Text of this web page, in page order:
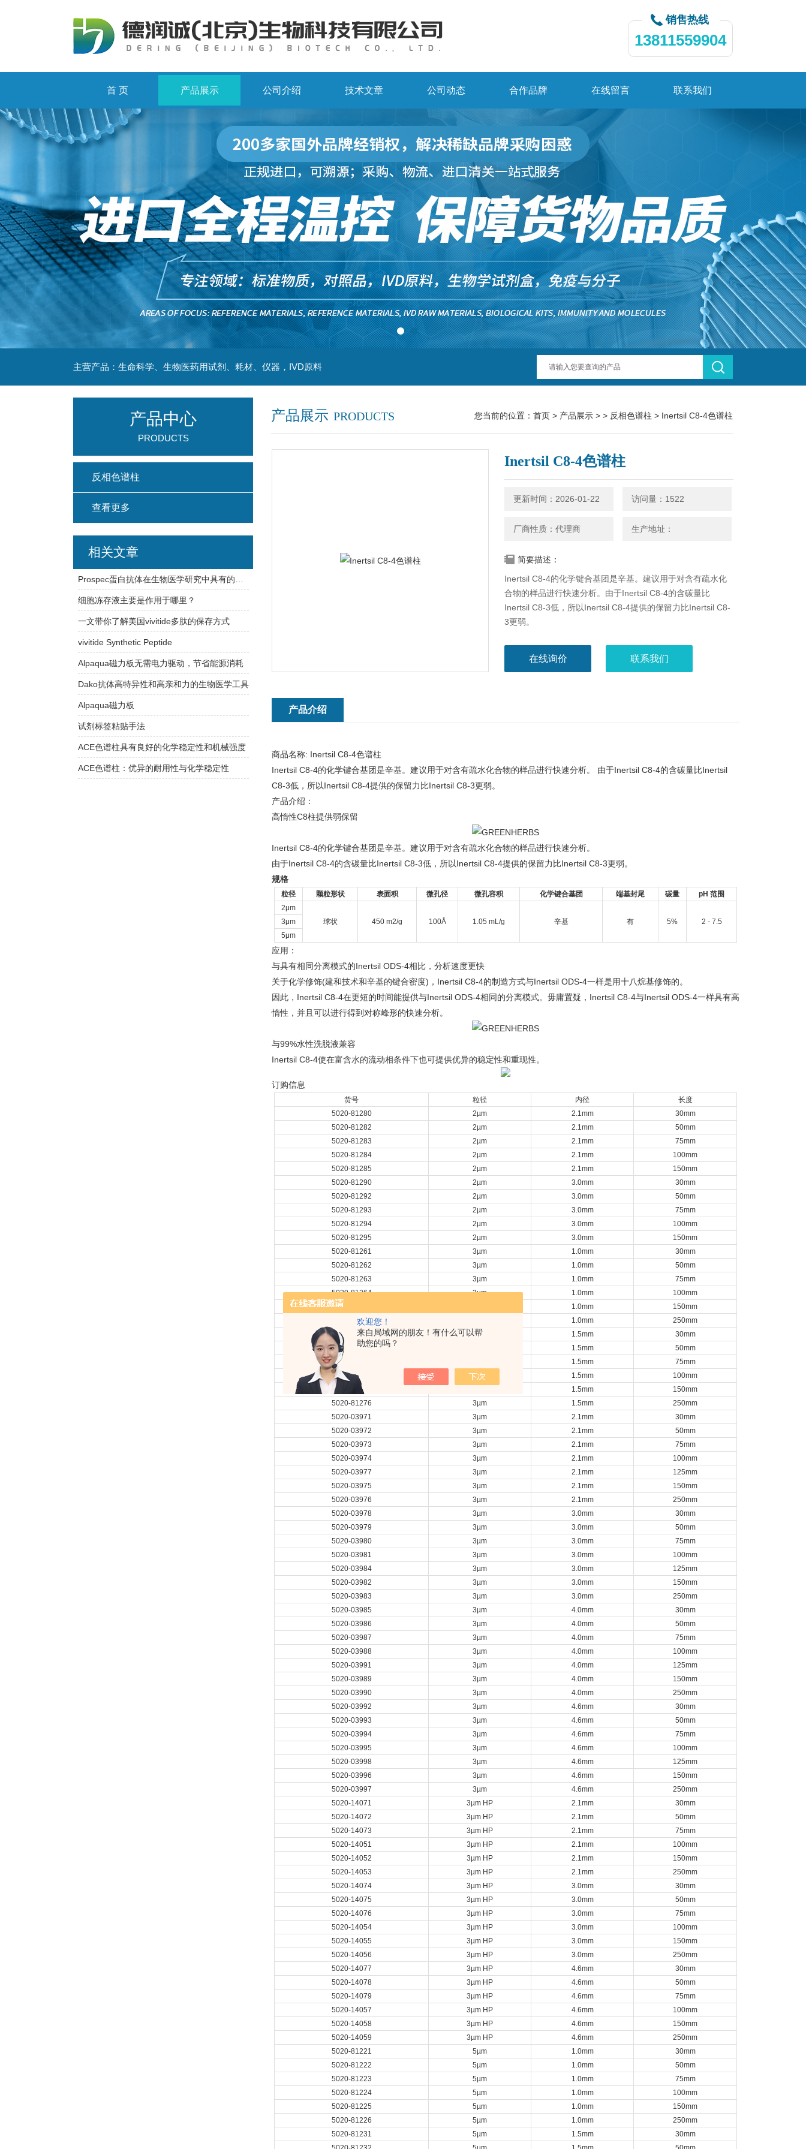
欢迎您！
来自局域网的朋友！有什么可以帮
助您的吗？
销售热线
13811559904
首 页 产品展示 公司介绍 技术文章 公司动态 合作品牌 在线留言 联系我们
主营产品：生命科学、生物医药用试剂、耗材、仪器，IVD原料
产品展示 PRODUCTS 您当前的位置： 首页 > 产品展示 > > 反相色谱柱 > Inertsil C8-4色谱柱
Inertsil C8-4色谱柱
更新时间：2026-01-22 访问量：1522
厂商性质：代理商 生产地址：
简要描述：
Inertsil C8-4的化学键合基团是辛基。建议用于对含有疏水化
合物的样品进行快速分析。由于Inertsil C8-4的含碳量比
Inertsil C8-3低，所以Inertsil C8-4提供的保留力比Inertsil C8-
3更弱。
在线询价 联系我们
产品介绍
商品名称: Inertsil C8-4色谱柱
Inertsil C8-4的化学键合基团是辛基。建议用于对含有疏水化合物的样品进行快速分析。 由于Inertsil C8-4的含碳量比Inertsil
C8-3低，所以Inertsil C8-4提供的保留力比Inertsil C8-3更弱。
产品介绍：
高惰性C8柱提供弱保留
Inertsil C8-4的化学键合基团是辛基。建议用于对含有疏水化合物的样品进行快速分析。
由于Inertsil C8-4的含碳量比Inertsil C8-3低，所以Inertsil C8-4提供的保留力比Inertsil C8-3更弱。
规格
粒径 颗粒形状 表面积 微孔径 微孔容积 化学键合基团 端基封尾 碳量
pH 范围
2μm
球状
450 m2/g 100Å 1.05 mL/g 辛基 有 5% 2 - 7.5
3μm
5μm
应用：
与具有相同分离模式的Inertsil ODS-4相比，分析速度更快
关于化学修饰(建和技术和辛基的键合密度)，Inertsil C8-4的制造方式与Inertsil ODS-4一样是用十八烷基修饰的。
因此，Inertsil C8-4在更短的时间能提供与Inertsil ODS-4相同的分离模式。毋庸置疑，Inertsil C8-4与Inertsil ODS-4一样具有高
惰性，并且可以进行得到对称峰形的快速分析。
与99%水性洗脱液兼容
Inertsil C8-4使在富含水的流动相条件下也可提供优异的稳定性和重现性。
订购信息
货号 粒径 内径
长度
5020-81280
2µm 2.1mm
30mm
5020-81282
2µm 2.1mm
50mm
5020-81283
2µm 2.1mm
75mm
5020-81284
2µm 2.1mm
100mm
5020-81285
2µm 2.1mm
150mm
5020-81290
2µm 3.0mm
30mm
5020-81292
2µm 3.0mm
50mm
5020-81293
2µm 3.0mm
75mm
5020-81294
2µm 3.0mm
100mm
5020-81295
2µm 3.0mm
150mm
5020-81261
3µm 1.0mm
30mm
5020-81262
3µm 1.0mm
50mm
5020-81263
3µm 1.0mm
75mm
5020-81264
3µm 1.0mm
100mm
5020-81265
1.0mm
150mm
5020-81266
1.0mm
250mm
5020-81271
3µm 1.5mm
30mm
5020-81272
1.5mm
50mm
5020-81273
1.5mm
75mm
5020-81274
3µm 1.5mm
100mm
5020-81275
1.5mm
150mm
5020-81276
3µm 1.5mm
250mm
5020-03971
3µm 2.1mm
30mm
5020-03972
3µm 2.1mm
50mm
5020-03973
3µm 2.1mm
75mm
5020-03974
3µm 2.1mm
100mm
5020-03977
3µm 2.1mm
125mm
5020-03975
3µm 2.1mm
150mm
5020-03976
3µm 2.1mm
250mm
5020-03978
3µm 3.0mm
30mm
5020-03979
3µm 3.0mm
50mm
5020-03980
3µm 3.0mm
75mm
5020-03981
3µm 3.0mm
100mm
5020-03984
3µm 3.0mm
125mm
5020-03982
3µm 3.0mm
150mm
5020-03983
3µm 3.0mm
250mm
5020-03985
3µm 4.0mm
30mm
5020-03986
3µm 4.0mm
50mm
5020-03987
3µm 4.0mm
75mm
5020-03988
3µm 4.0mm
100mm
5020-03991
3µm 4.0mm
125mm
5020-03989
3µm 4.0mm
150mm
5020-03990
3µm 4.0mm
250mm
5020-03992
3µm 4.6mm
30mm
5020-03993
3µm 4.6mm
50mm
5020-03994
3µm 4.6mm
75mm
5020-03995
3µm 4.6mm
100mm
5020-03998
3µm 4.6mm
125mm
5020-03996
3µm 4.6mm
150mm
5020-03997
3µm 4.6mm
250mm
5020-14071
3µm HP 2.1mm
30mm
5020-14072
3µm HP 2.1mm
50mm
5020-14073
3µm HP 2.1mm
75mm
5020-14051
3µm HP 2.1mm
100mm
5020-14052
3µm HP 2.1mm
150mm
5020-14053
3µm HP 2.1mm
250mm
5020-14074
3µm HP 3.0mm
30mm
5020-14075
3µm HP 3.0mm
50mm
5020-14076
3µm HP 3.0mm
75mm
5020-14054
3µm HP 3.0mm
100mm
5020-14055
3µm HP 3.0mm
150mm
5020-14056
3µm HP 3.0mm
250mm
5020-14077
3µm HP 4.6mm
30mm
5020-14078
3µm HP 4.6mm
50mm
5020-14079
3µm HP 4.6mm
75mm
5020-14057
3µm HP 4.6mm
100mm
5020-14058
3µm HP 4.6mm
150mm
5020-14059
3µm HP 4.6mm
250mm
5020-81221
5µm 1.0mm
30mm
5020-81222
5µm 1.0mm
50mm
5020-81223
5µm 1.0mm
75mm
5020-81224
5µm 1.0mm
100mm
5020-81225
5µm 1.0mm
150mm
5020-81226
5µm 1.0mm
250mm
5020-81231
5µm 1.5mm
30mm
产品中心
PRODUCTS
反相色谱柱
查看更多
相关文章
细胞冻存液主要是作用于哪里？
一文带你了解美国vivitide多肽的保存方式
vivitide Synthetic Peptide
Alpaqua磁力板无需电力驱动，节省能源消耗
Dako抗体高特异性和高亲和力的生物医学工具
Alpaqua磁力板
试剂标签粘贴手法
ACE色谱柱具有良好的化学稳定性和机械强度
ACE色谱柱：优异的耐用性与化学稳定性